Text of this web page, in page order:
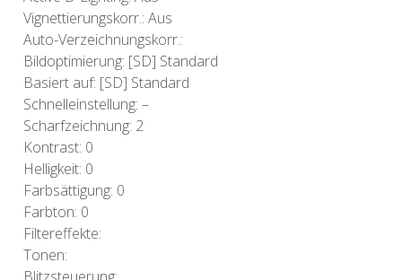
Vignettierungskorr.: Aus
Auto-Verzeichnungskorr.:
Bildoptimierung: [SD] Standard
Basiert auf: [SD] Standard
Schnelleinstellung: –
Scharfzeichnung: 2
Kontrast: 0
Helligkeit: 0
Farbsättigung: 0
Farbton: 0
Filtereffekte:
Tonen: